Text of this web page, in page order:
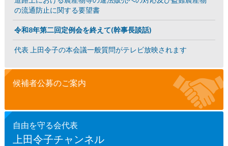
の流通防止に関する要望書
令和8年第二回定例会を終えて(幹事長談話)
代表 上田令子の本会議一般質問がテレビ放映されます
候補者公募のご案内
自由を守る会代表
上田令子チャンネル